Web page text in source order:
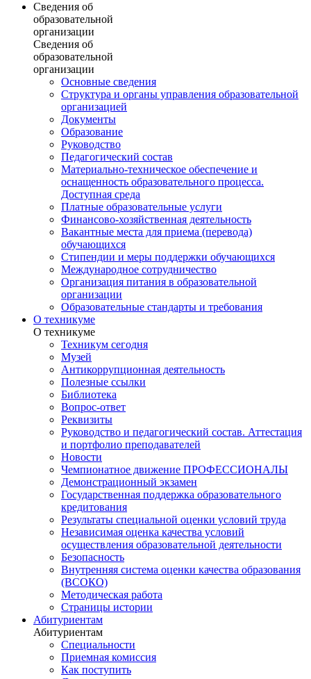
Сведения об
образовательной
организации
Сведения об
образовательной
организации
Основные сведения
Структура и органы управления образовательной
организацией
Документы
Образование
Руководство
Педагогический состав
Материально-техническое обеспечение и
оснащенность образовательного процесса.
Доступная среда
Платные образовательные услуги
Финансово-хозяйственная деятельность
Вакантные места для приема (перевода)
обучающихся
Стипендии и меры поддержки обучающихся
Международное сотрудничество
Организация питания в образовательной
организации
Образовательные стандарты и требования
О техникуме
О техникуме
Техникум сегодня
Музей
Антикоррупционная деятельность
Полезные ссылки
Библиотека
Вопрос-ответ
Реквизиты
Руководство и педагогический состав. Аттестация
и портфолио преподавателей
Новости
Чемпионатное движение ПРОФЕССИОНАЛЫ
Демонстрационный экзамен
Государственная поддержка образовательного
кредитования
Результаты специальной оценки условий труда
Независимая оценка качества условий
осуществления образовательной деятельности
Безопасность
Внутренняя система оценки качества образования
(ВСОКО)
Методическая работа
Страницы истории
Абитуриентам
Абитуриентам
Специальности
Приемная комиссия
Как поступить